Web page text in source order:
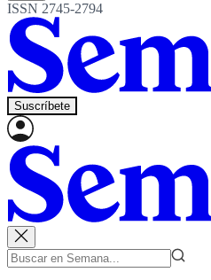
ISSN 2745-2794
Suscríbete